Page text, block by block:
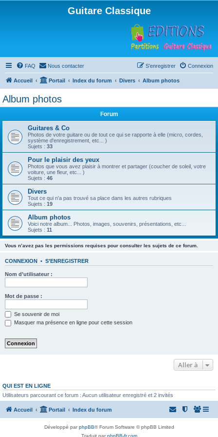
Guitare Classique
FAQ Nous contacter Connexion
S’enregistrer
Accueil Portail Index du forum Divers Album photos
Album photos
Forum
Guitares & Co
Photos de votre guitare ou de tout ce qui se rapporte à elle (micro, cordes,
système d'enregistrement, etc... )
Sujets : 33
Pour le plaisir des yeux
Photos que vous avez plaisir à montrer et partager (coucher de soleil, votre
voiture, une fleur, etc... )
Sujets : 46
Divers
Tout ce qui n'a pas trouvé sa place dans les autres rubriques
Sujets : 19
Album photos
Voici notre album... Photos, images, souvenirs, présentations, etc...
Sujets : 11
Vous n’avez pas les permissions requises pour consulter les sujets de ce forum.
CONNEXION • S’ENREGISTRER
Nom d’utilisateur :
Mot de passe :
Se souvenir de moi
Masquer ma présence en ligne pour cette session
Aller à
QUI EST EN LIGNE
Utilisateurs parcourant ce forum : Aucun utilisateur enregistré et 2 invités
Accueil Portail Index du forum
Développé parphpBB® Forum Software © phpBB Limited
Traduit parphpBB-fr.com